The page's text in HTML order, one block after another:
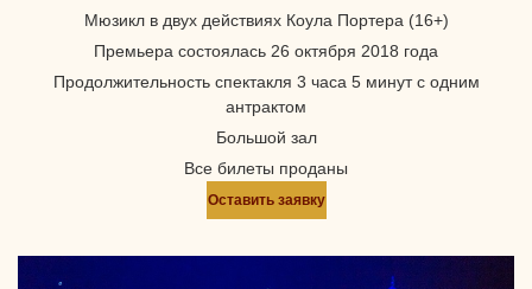
Мюзикл в двух действиях Коула Портера (16+)
Премьера состоялась 26 октября 2018 года
Продолжительность спектакля 3 часа 5 минут с одним
антрактом
Большой зал
Все билеты проданы
Оставить заявку